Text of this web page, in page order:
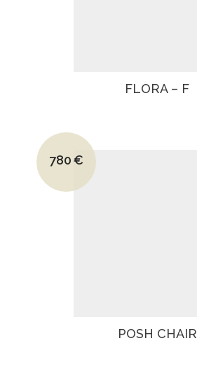
FLORA – F
Le prix initial était : 1130€.
780€
Le prix actuel est : 780€.
POSH CHAIR